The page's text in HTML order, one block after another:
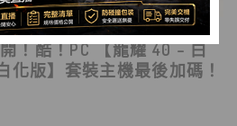
！酷！PC 【龍耀 40 – 白
化版】套裝主機最後加碼！